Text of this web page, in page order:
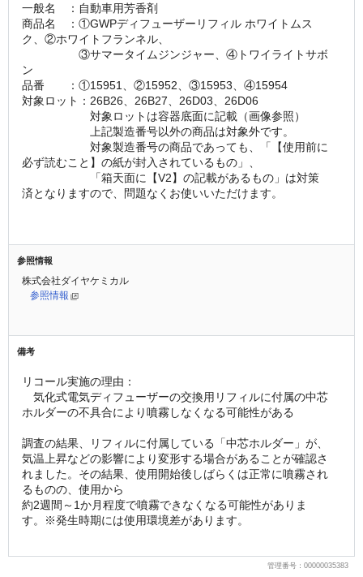
一般名　：自動車用芳香剤
商品名　：①GWPディフューザーリフィル ホワイトムス
ク、②ホワイトフランネル、
③サマータイムジンジャー、④トワイライトサボ
ン
品番　　：①15951、②15952、③15953、④15954
対象ロット：26B26、26B27、26D03、26D06
対象ロットは容器底面に記載（画像参照）
上記製造番号以外の商品は対象外です。
対象製造番号の商品であっても、「【使用前に
必ず読むこと】の紙が封入されているもの」、
「箱天面に【V2】の記載があるもの」は対策
済となりますので、問題なくお使いいただけます。
参照情報
株式会社ダイヤケミカル
参照情報
備考
リコール実施の理由：
気化式電気ディフューザーの交換用リフィルに付属の中芯
ホルダーの不具合により噴霧しなくなる可能性がある
調査の結果、リフィルに付属している「中芯ホルダー」が、
気温上昇などの影響により変形する場合があることが確認さ
れました。その結果、使用開始後しばらくは正常に噴霧され
るものの、使用から
約2週間～1か月程度で噴霧できなくなる可能性がありま
す。※発生時期には使用環境差があります。
管理番号：00000035383